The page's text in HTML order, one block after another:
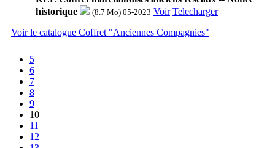
historique
(8.7 Mo) 05-2023 Voir Telecharger
Voir le catalogue Coffret "Anciennes Compagnies"
5
6
7
8
9
10
11
12